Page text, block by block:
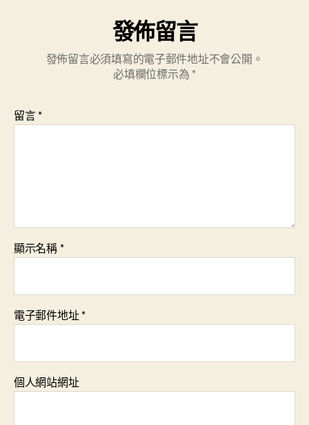
發佈留言
發佈留言必須填寫的電子郵件地址不會公開。
必填欄位標示為 *
留言*
顯示名稱*
電子郵件地址*
個人網站網址